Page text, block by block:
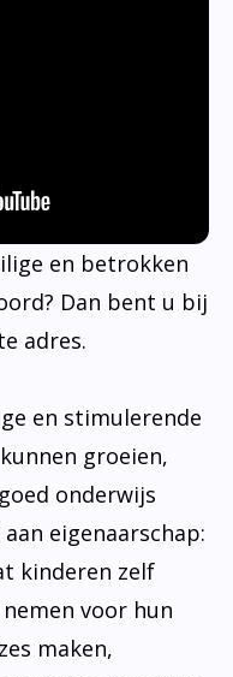
en betrokken
Dan bent u bij
adres.
en stimulerende
groeien,
onderwijs
eigenaarschap:
kinderen zelf
voor hun
maken,